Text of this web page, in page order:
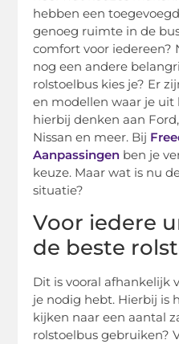
hebben een
genoeg ruimte in de
comfort voor iedereen?
nog een andere
rolstoelbus kies je? Er
en modellen waar je uit
hierbij denken aan
Nissan en meer. Bij
Aanpassingen ben je
keuze. Maar wat is nu
situatie?
Voor iedere
de beste
Dit is vooral afhankelijk
je nodig hebt. Hierbij is
kijken naar een aantal
rolstoelbus gebruiken?